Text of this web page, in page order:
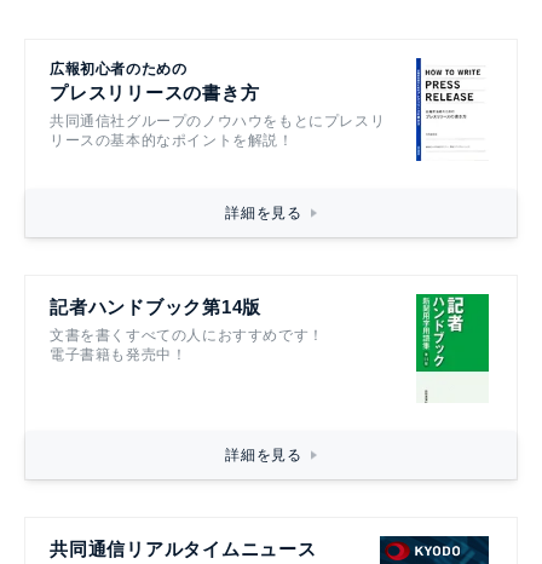
広報初心者のための
プレスリリースの書き方
共同通信社グループのノウハウをもとにプレスリ
リースの基本的なポイントを解説！
詳細を見る
記者ハンドブック第14版
文書を書くすべての人におすすめです！
電子書籍も発売中！
詳細を見る
共同通信リアルタイムニュース